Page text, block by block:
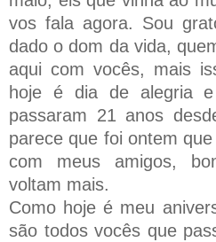
vos fala agora. Sou
dado o dom da vida,
aqui com vocês, mais
hoje é dia de alegria
passaram 21 anos
parece que foi ontem
com meus amigos,
voltam mais.
Como hoje é meu
são todos vocês que